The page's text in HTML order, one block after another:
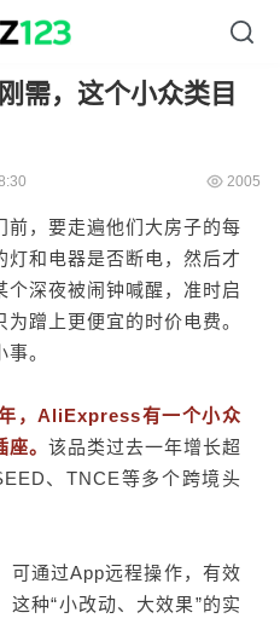
需，这个小众类目
2005
前，要走遍他们大房子的每
和电器是否断电，然后才
个深夜被闹钟喊醒，准时启
蹭上更便宜的时价电费。
。
，AliExpress有一个小众
。 该品类过去一年增长超
、TNCE等多个跨境头
可通过App远程操作，有效
种“小改动、大效果”的实